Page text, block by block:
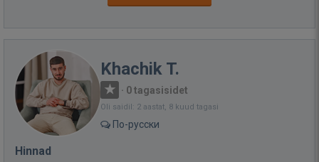
Khachik T.
· 0 tagasisidet
Oli saidil: 2 aastat, 8 kuud tagasi
По-русски
Hinnad